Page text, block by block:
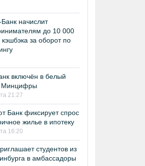
начислит
до 10 000
кэшбэка за оборот по
включён в белый
Минцифры
21:27
Банк фиксирует спрос
жилье в ипотеку
16:20
студентов из
в амбассадоры